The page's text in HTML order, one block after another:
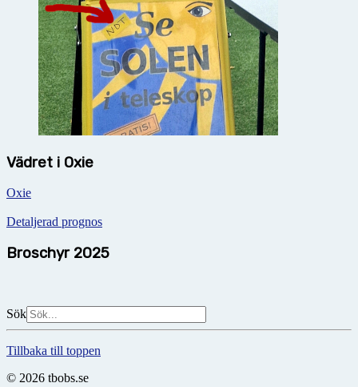
Vädret i Oxie
Oxie
Detaljerad prognos
Broschyr 2025
Sök
Tillbaka till toppen
© 2026 tbobs.se